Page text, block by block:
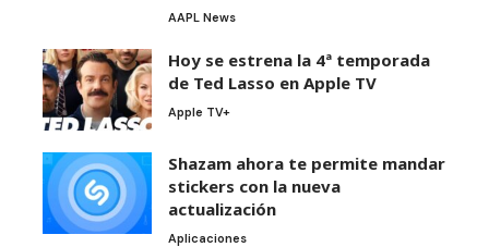
AAPL News
Hoy se estrena la 4ª temporada
de Ted Lasso en Apple TV
Apple TV+
Shazam ahora te permite mandar
stickers con la nueva
actualización
Aplicaciones